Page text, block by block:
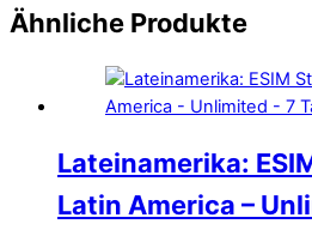
Ähnliche Produkte
Lateinamerika:
Latin America –